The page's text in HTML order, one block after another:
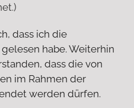
dass ich die
habe. Weiterhin
dass die von
im Rahmen der
werden dürfen.